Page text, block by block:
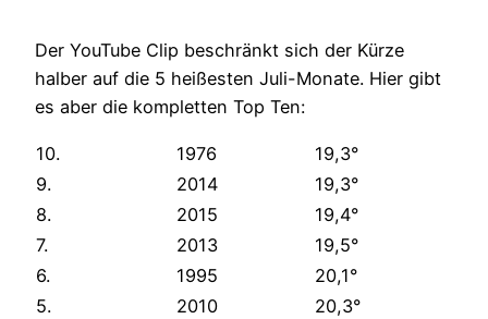
Der YouTube Clip beschränkt sich der Kürze
halber auf die 5 heißesten Juli-Monate. Hier gibt
es aber die kompletten Top Ten:
10. 1976
19,3°
9.
2014
19,3°
8.
2015
19,4°
7.
2013
19,5°
6.
1995
20,1°
5.
2010
20,3°